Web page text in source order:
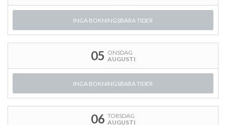
INGA BOKNINGSBARA TIDER
05 ONSDAG
AUGUSTI
INGA BOKNINGSBARA TIDER
06 TORSDAG
AUGUSTI